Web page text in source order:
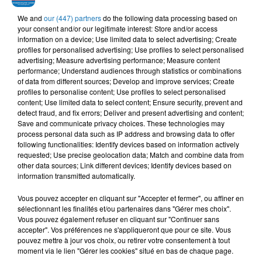
À LA UNE
16 mai 2024
Baya: La Muse Algérienne Qui a Charmé le Monde
31 décembre 2025
Une CAN bien lancée entre cérémonial,
confirmations et démonstrations
22 décembre 2025
Couscous de saison : marché local et cuisine du
Maghreb
We and our (447) partnersdo the following data processing based on
your consent and/or our legitimate interest: Store and/or access
information on a device; Use limited data to select advertising; Create
profiles for personalised advertising; Use profiles to select personalised
advertising; Measure advertising performance; Measure content
performance; Understand audiences through statistics or combinations
of data from different sources; Develop and improve services; Create
profiles to personalise content; Use profiles to select personalised
content; Use limited data to select content; Ensure security, prevent and
detect fraud, and fix errors; Deliver and present advertising and content;
Save and communicate privacy choices. These technologies may
process personal data such as IP address and browsing data to offer
following functionalities: Identify devices based on information actively
requested; Use precise geolocation data; Match and combine data from
other data sources; Link different devices; Identify devices based on
information transmitted automatically.
Vous pouvez accepter en cliquant sur "Accepter et fermer", ou affiner en
sélectionnant les finalités et/ou partenaires dans "Gérer mes choix".
Vous pouvez également refuser en cliquant sur "Continuer sans
accepter". Vos préférences ne s'appliqueront que pour ce site. Vous
pouvez mettre à jour vos choix, ou retirer votre consentement à tout
moment via le lien "Gérer les cookies" situé en bas de chaque page.